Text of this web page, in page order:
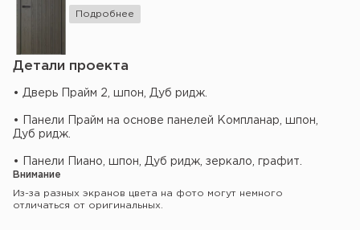
Подробнее
Детали проекта
• Дверь Прайм 2, шпон, Дуб ридж.
• Панели Прайм на основе панелей Компланар, шпон,
Дуб ридж.
• Панели Пиано, шпон, Дуб ридж, зеркало, графит.
Внимание
Из-за разных экранов цвета на фото могут немного
отличаться от оригинальных.